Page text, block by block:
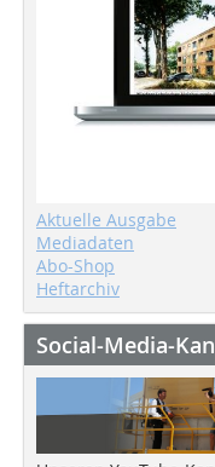
Aktuelle Ausgabe
Mediadaten
Abo-Shop
Heftarchiv
Social-Media-